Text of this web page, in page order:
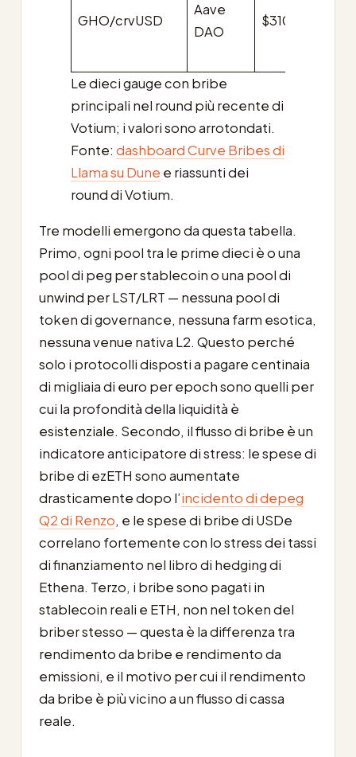
GHO/crvUSD
Aave
DAO
$310k
Le dieci gauge con bribe
principali nel round più recente di
Votium; i valori sono arrotondati.
Fonte: dashboard Curve Bribes di
Llama su Dune e riassunti dei
round di Votium.
Tre modelli emergono da questa tabella.
Primo, ogni pool tra le prime dieci è o una
pool di peg per stablecoin o una pool di
unwind per LST/LRT — nessuna pool di
token di governance, nessuna farm esotica,
nessuna venue nativa L2. Questo perché
solo i protocolli disposti a pagare centinaia
di migliaia di euro per epoch sono quelli per
cui la profondità della liquidità è
esistenziale. Secondo, il flusso di bribe è un
indicatore anticipatore di stress: le spese di
bribe di ezETH sono aumentate
drasticamente dopo l’incidento di depeg
Q2 di Renzo, e le spese di bribe di USDe
correlano fortemente con lo stress dei tassi
di finanziamento nel libro di hedging di
Ethena. Terzo, i bribe sono pagati in
stablecoin reali e ETH, non nel token del
briber stesso — questa è la differenza tra
rendimento da bribe e rendimento da
emissioni, e il motivo per cui il rendimento
da bribe è più vicino a un flusso di cassa
reale.